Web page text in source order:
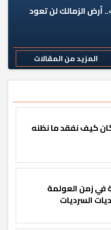
أرض الزمالك لن تعود
المزيد من المقالات
كيف نفقد ما نظنه
في زمن العولمة
السرديات